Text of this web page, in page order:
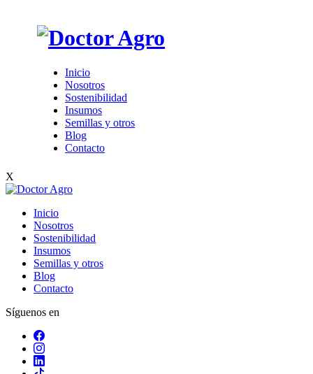
Inicio
Nosotros
Sostenibilidad
Insumos
Semillas y otros
Blog
Contacto
X
Inicio
Nosotros
Sostenibilidad
Insumos
Semillas y otros
Blog
Contacto
Síguenos en